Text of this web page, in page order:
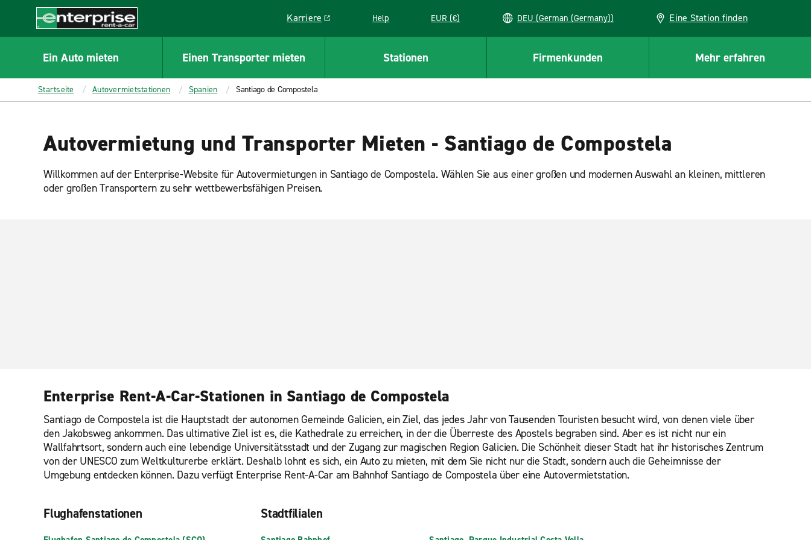
CONTENT
Enterprise
Karriere
Link opens in a new window
Help EUR (€) DEU (German (Germany)) Eine Station finden
Ein Auto mieten Einen Transporter mieten Stationen Firmenkunden Mehr erfahren
Startseite Autovermietstationen Spanien Santiago de Compostela
Autovermietung und Transporter Mieten - Santiago de Compostela
Willkommen auf der Enterprise-Website für Autovermietungen in Santiago de Compostela. Wählen Sie aus einer großen und modernen Auswahl an kleinen, mittleren
oder großen Transportern zu sehr wettbewerbsfähigen Preisen.
Enterprise Rent-A-Car-Stationen in Santiago de Compostela
Santiago de Compostela ist die Hauptstadt der autonomen Gemeinde Galicien, ein Ziel, das jedes Jahr von Tausenden Touristen besucht wird, von denen viele über
den Jakobsweg ankommen. Das ultimative Ziel ist es, die Kathedrale zu erreichen, in der die Überreste des Apostels begraben sind. Aber es ist nicht nur ein
Wallfahrtsort, sondern auch eine lebendige Universitätsstadt und der Zugang zur magischen Region Galicien. Die Schönheit dieser Stadt hat ihr historisches Zentrum
von der UNESCO zum Weltkulturerbe erklärt. Deshalb lohnt es sich, ein Auto zu mieten, mit dem Sie nicht nur die Stadt, sondern auch die Geheimnisse der
Umgebung entdecken können. Dazu verfügt Enterprise Rent-A-Car am Bahnhof Santiago de Compostela über eine Autovermietstation.
Flughafenstationen Stadtfilialen